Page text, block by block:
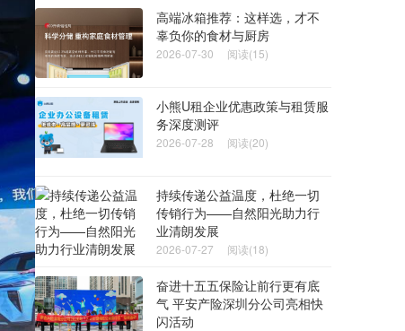
高端冰箱推荐：这样选，才不
辜负你的食材与厨房
2026-07-30 阅读(15)
小熊U租企业优惠政策与租赁服
务深度测评
2026-07-28 阅读(20)
持续传递公益温度，杜绝一切
传销行为——自然阳光助力行
业清朗发展
2026-07-27 阅读(18)
奋进十五五保险让前行更有底
气 平安产险深圳分公司亮相快
闪活动